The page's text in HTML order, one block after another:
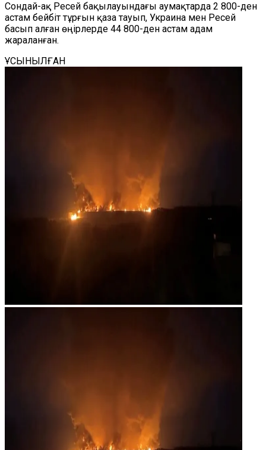
Сондай-ақ Ресей бақылауындағы аумақтарда 2 800-ден
астам бейбіт тұрғын қаза тауып, Украина мен Ресей
басып алған өңірлерде 44 800-ден астам адам
жараланған.
ҰСЫНЫЛҒАН